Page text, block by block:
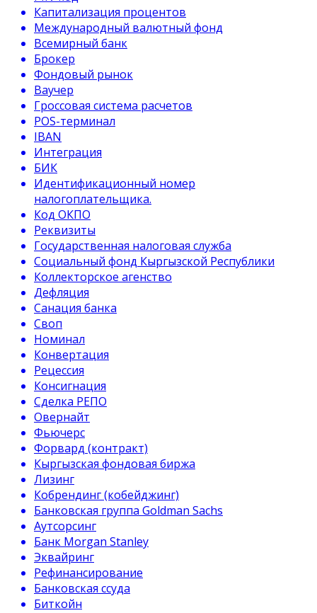
Капитализация процентов
Международный валютный фонд
Всемирный банк
Брокер
Фондовый рынок
Ваучер
Гроссовая система расчетов
POS-терминал
IBAN
Интеграция
БИК
Идентификационный номер
налогоплательщика.
Код ОКПО
Реквизиты
Государственная налоговая служба
Социальный фонд Кыргызской Республики
Коллекторское агенство
Дефляция
Санация банка
Своп
Номинал
Конвертация
Рецессия
Консигнация
Сделка РЕПО
Овернайт
Фьючерс
Форвард (контракт)
Кыргызская фондовая биржа
Лизинг
Кобрендинг (кобейджинг)
Банковская группа Goldman Sachs
Аутсорсинг
Банк Morgan Stanley
Эквайринг
Рефинансирование
Банковская ссуда
Биткойн